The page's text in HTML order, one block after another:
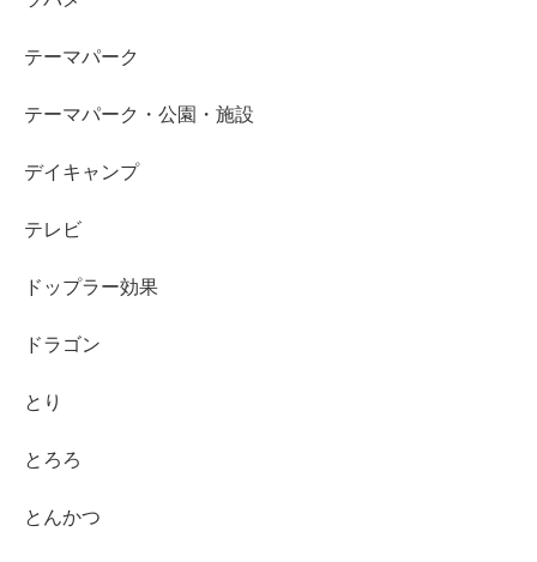
テーマパーク
テーマパーク・公園・施設
デイキャンプ
テレビ
ドップラー効果
ドラゴン
とり
とろろ
とんかつ